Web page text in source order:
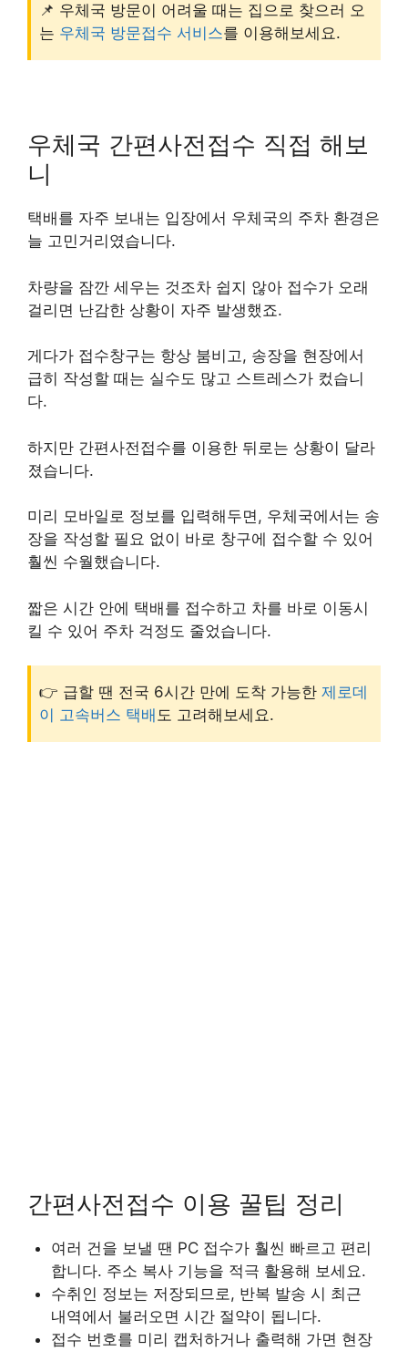
📌 우체국 방문이 어려울 때는 집으로 찾으러 오
는 우체국 방문접수 서비스를 이용해보세요.
우체국 간편사전접수 직접 해보
니
택배를 자주 보내는 입장에서 우체국의 주차 환경은
늘 고민거리였습니다.
차량을 잠깐 세우는 것조차 쉽지 않아 접수가 오래
걸리면 난감한 상황이 자주 발생했죠.
게다가 접수창구는 항상 붐비고, 송장을 현장에서
급히 작성할 때는 실수도 많고 스트레스가 컸습니
다.
하지만 간편사전접수를 이용한 뒤로는 상황이 달라
졌습니다.
미리 모바일로 정보를 입력해두면, 우체국에서는 송
장을 작성할 필요 없이 바로 창구에 접수할 수 있어
훨씬 수월했습니다.
짧은 시간 안에 택배를 접수하고 차를 바로 이동시
킬 수 있어 주차 걱정도 줄었습니다.
👉 급할 땐 전국 6시간 만에 도착 가능한 제로데
이 고속버스 택배 도 고려해보세요.
간편사전접수 이용 꿀팁 정리
여러 건을 보낼 땐 PC 접수가 훨씬 빠르고 편리
합니다. 주소 복사 기능을 적극 활용해 보세요.
수취인 정보는 저장되므로, 반복 발송 시 최근
내역에서 불러오면 시간 절약이 됩니다.
접수 번호를 미리 캡처하거나 출력해 가면 현장